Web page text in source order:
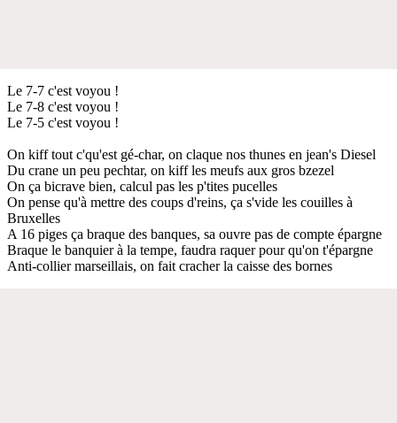
Le 7-7 c'est voyou !
Le 7-8 c'est voyou !
Le 7-5 c'est voyou !
On kiff tout c'qu'est gé-char, on claque nos thunes en jean's Diesel
Du crane un peu pechtar, on kiff les meufs aux gros bzezel
On ça bicrave bien, calcul pas les p'tites pucelles
On pense qu'à mettre des coups d'reins, ça s'vide les couilles à
Bruxelles
A 16 piges ça braque des banques, sa ouvre pas de compte épargne
Braque le banquier à la tempe, faudra raquer pour qu'on t'épargne
Anti-collier marseillais, on fait cracher la caisse des bornes